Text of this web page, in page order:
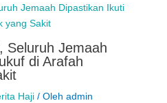
Seluruh Jemaah
di Arafah
Haji/ Oleh admin